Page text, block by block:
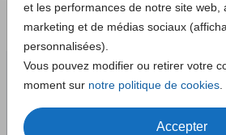
et les performances de notre site web,
marketing et de médias sociaux
personnalisées).
Vous pouvez modifier ou retirer votre
moment sur notre politique de cookies
Accepter
La papeterie assortie